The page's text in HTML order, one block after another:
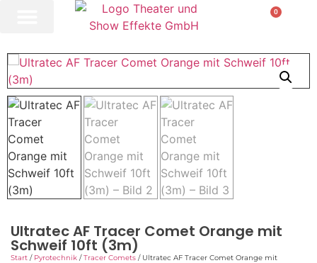
0
Ultratec AF Tracer Comet Orange mit
Schweif 10ft (3m)
Start / Pyrotechnik /Tracer Comets / Ultratec AF Tracer Comet Orange mit